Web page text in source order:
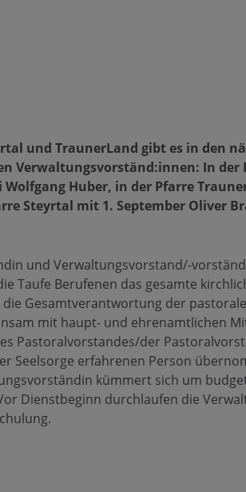
und TraunerLand gibt es in den
Verwaltungsvorständ:innen: In der
Huber, in der Pfarre
Steyrtal mit 1. September Oliver
und Verwaltungsvorstand/-
Taufe Berufenen das gesamte
Gesamtverantwortung der
mit haupt- und ehrenamtlichen
Pastoralvorstandes/der
Seelsorge erfahrenen Person
kümmert sich um
Dienstbeginn durchlaufen die